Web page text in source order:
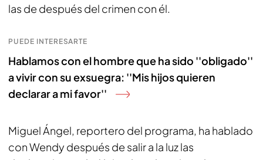
las de después del crimen con él.
PUEDE INTERESARTE
Hablamos con el hombre que ha sido ''obligado''
a vivir con su exsuegra: ''Mis hijos quieren
declarar a mi favor''
Miguel Ángel, reportero del programa, ha hablado
con Wendy después de salir a la luz las